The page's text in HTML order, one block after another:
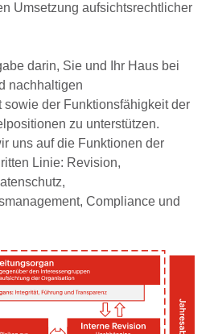
Umsetzung aufsichtsrechtlicher
darin, Sie und Ihr Haus bei
nachhaltigen
sowie der Funktionsfähigkeit der
zu unterstützen.
uns auf die Funktionen der
Linie: Revision,
Compliance und